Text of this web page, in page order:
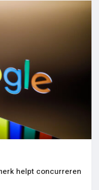
helpt concurreren